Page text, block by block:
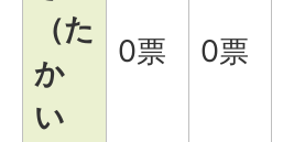
（た
か
い
0票 0票